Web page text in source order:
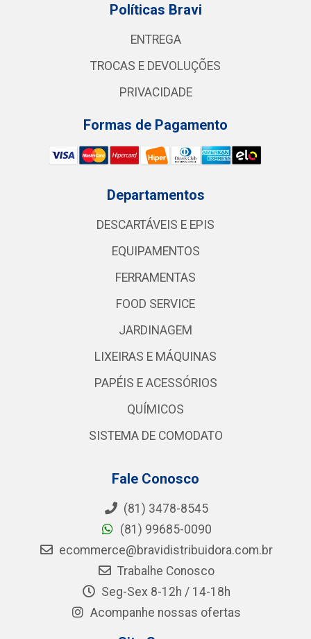
Políticas Bravi
ENTREGA
TROCAS E DEVOLUÇÕES
PRIVACIDADE
Formas de Pagamento
Departamentos
DESCARTÁVEIS E EPIS
EQUIPAMENTOS
FERRAMENTAS
FOOD SERVICE
JARDINAGEM
LIXEIRAS E MÁQUINAS
PAPÉIS E ACESSÓRIOS
QUÍMICOS
SISTEMA DE COMODATO
Fale Conosco
(81) 3478-8545
(81) 99685-0090
ecommerce@bravidistribuidora.com.br
Trabalhe Conosco
Seg-Sex 8-12h / 14-18h
Acompanhe nossas ofertas